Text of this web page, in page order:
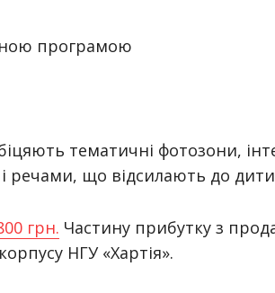
програмою
тематичні фотозони,
речами, що відсилають до
грн. Частину прибутку з
НГУ «Хартія».